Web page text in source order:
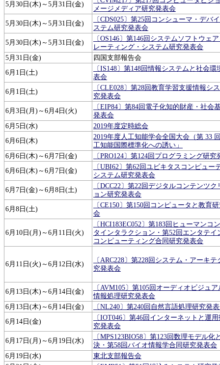
5月30日(木)～5月31日(金)
メージメディア研究発表会
5月30日(木)～5月31日(金)
〔CDS025〕第25回コンシューマ・デバ
ステム研究発表会
5月30日(木)～5月31日(金)
〔OS146〕第146回システムソフトウェ
レーティング・システム研究発表会
5月31日(金)
四国支部報告会
6月1日(土)
〔IS148〕第148回情報システムと社会環
表会
6月1日(土)
〔CLE028〕第28回教育学習支援情報シ
究発表会
6月3日(月)～6月4日(火)
〔EIP84〕第84回電子化知的財産・社会
発表会
6月5日(水)
2019年度定時総会
6月6日(木)
2019年度人工知能学会全国大会（第 33
工知能国際標準化への誘い」
6月6日(木)～6月7日(金)
〔PRO124〕第124回プログラミング研究
6月6日(木)～6月7日(金)
〔UBI62〕第62回ユビキタスコンピュー
システム研究発表会
6月7日(金)～6月8日(土)
〔DCC22〕第22回デジタルコンテンツク
ョン研究発表会
6月8日(土)
〔CE150〕第150回コンピュータと教育
会
6月10日(月)～6月11日(火)
〔HCI183EC052〕第183回ヒューマンコ
タインタラクション・第52回エンタテイ
コンピューティング合同研究発表会
6月11日(火)～6月12日(水)
〔ARC228〕第228回システム・アーキテ
究発表会
6月13日(木)～6月14日(金)
〔AVM105〕第105回オーディオビジュ
情報処理研究発表会
6月13日(木)～6月14日(金)
〔NL240〕第240回自然言語処理研究発
6月14日(金)
〔IOT046〕第46回インターネットと運
究発表会
6月17日(月)～6月19日(水)
〔MPS123BIO58〕第123回数理モデル化
決・第58回バイオ情報学合同研究発表会
6月19日(水)
東北支部報告会